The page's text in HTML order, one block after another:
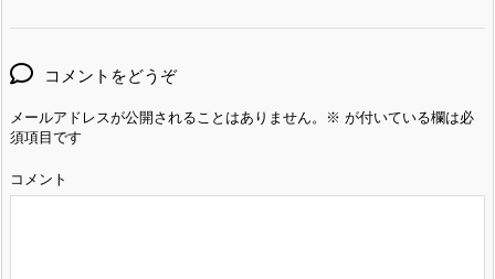
コメントをどうぞ
メールアドレスが公開されることはありません。 ※ が付いている欄は必
須項目です
コメント